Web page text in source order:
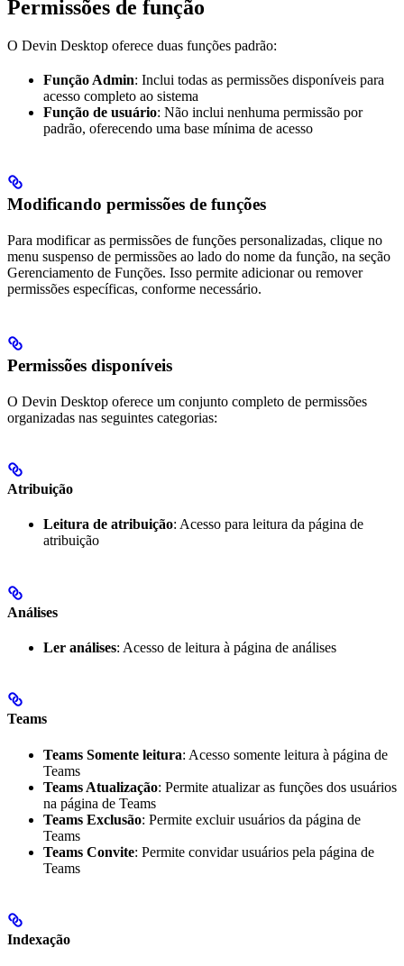
Permissões de função
O Devin Desktop oferece duas funções padrão:
Função Admin: Inclui todas as permissões disponíveis para
acesso completo ao sistema
Função de usuário: Não inclui nenhuma permissão por
padrão, oferecendo uma base mínima de acesso
Modificando permissões de funções
Para modificar as permissões de funções personalizadas, clique no
menu suspenso de permissões ao lado do nome da função, na seção
Gerenciamento de Funções. Isso permite adicionar ou remover
permissões específicas, conforme necessário.
Permissões disponíveis
O Devin Desktop oferece um conjunto completo de permissões
organizadas nas seguintes categorias:
Atribuição
Leitura de atribuição: Acesso para leitura da página de
atribuição
Análises
Ler análises: Acesso de leitura à página de análises
Teams
Teams Somente leitura: Acesso somente leitura à página de
Teams
Teams Atualização: Permite atualizar as funções dos usuários
na página de Teams
Teams Exclusão: Permite excluir usuários da página de
Teams
Teams Convite: Permite convidar usuários pela página de
Teams
Indexação